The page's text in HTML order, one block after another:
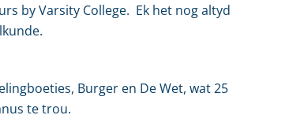
by Varsity College. Ek het nog altyd
Burger en De Wet, wat 25
te trou.